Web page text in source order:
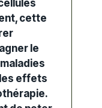
, cette
le
effets